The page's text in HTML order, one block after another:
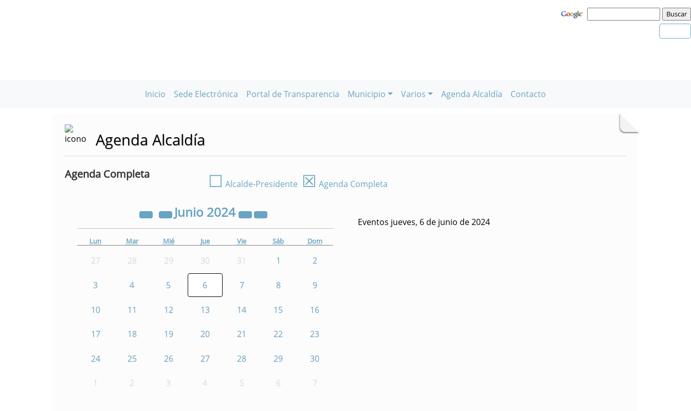
Inicio Sede Electrónica Portal de Transparencia Municipio Varios Agenda Alcaldía Contacto
Agenda Alcaldía
Agenda Completa ☐ Alcalde-Presidente ☒ Agenda Completa
Junio 2024
Lun Mar Mié Jue Vie Sáb Dom
27 28 29 30 31 1 2
3 4 5 6 7 8 9
10 11 12 13 14 15 16
17 18 19 20 21 22 23
24 25 26 27 28 29 30
1 2 3 4 5 6 7
Eventos jueves, 6 de junio de 2024